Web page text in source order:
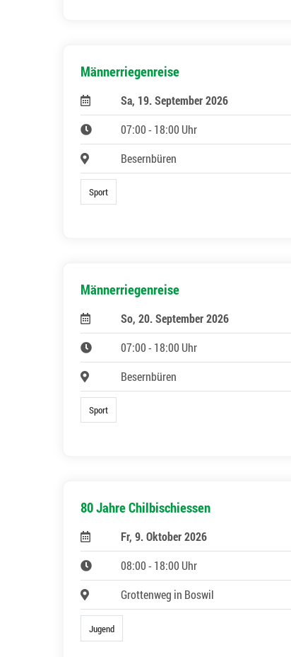
Männerriegenreise
Sa, 19. September 2026
07:00 - 18:00 Uhr
Besernbüren
Sport
Männerriegenreise
So, 20. September 2026
07:00 - 18:00 Uhr
Besernbüren
Sport
80 Jahre Chilbischiessen
Fr, 9. Oktober 2026
08:00 - 18:00 Uhr
Grottenweg in Boswil
Jugend